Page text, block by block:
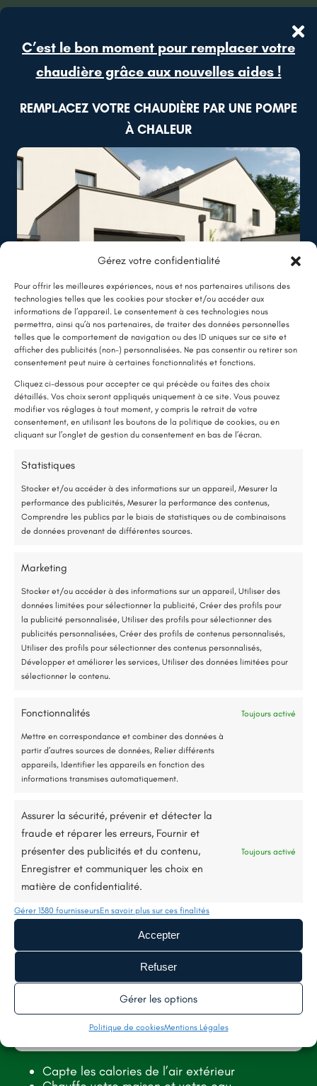
Gérez votre confidentialité
Pour offrir les meilleures expériences, nous et nos partenaires utilisons des
technologies telles que les cookies pour stocker et/ou accéder aux
informations de l’appareil. Le consentement à ces technologies nous
permettra, ainsi qu’à nos partenaires, de traiter des données personnelles
telles que le comportement de navigation ou des ID uniques sur ce site et
afficher des publicités (non-) personnalisées. Ne pas consentir ou retirer son
consentement peut nuire à certaines fonctionnalités et fonctions.
Cliquez ci-dessous pour accepter ce qui précède ou faites des choix
détaillés. Vos choix seront appliqués uniquement à ce site. Vous pouvez
modifier vos réglages à tout moment, y compris le retrait de votre
consentement, en utilisant les boutons de la politique de cookies, ou en
cliquant sur l’onglet de gestion du consentement en bas de l’écran.
Statistiques
Stocker et/ou accéder à des informations sur un appareil, Mesurer la
performance des publicités, Mesurer la performance des contenus,
Comprendre les publics par le biais de statistiques ou de combinaisons
de données provenant de différentes sources.
Marketing
Stocker et/ou accéder à des informations sur un appareil, Utiliser des
données limitées pour sélectionner la publicité, Créer des profils pour
la publicité personnalisée, Utiliser des profils pour sélectionner des
publicités personnalisées, Créer des profils de contenus personnalisés,
Utiliser des profils pour sélectionner des contenus personnalisés,
Développer et améliorer les services, Utiliser des données limitées pour
sélectionner le contenu.
Fonctionnalités Toujours activé
Mettre en correspondance et combiner des données à
partir d’autres sources de données, Relier différents
appareils, Identifier les appareils en fonction des
informations transmises automatiquement.
Assurer la sécurité, prévenir et détecter la
fraude et réparer les erreurs, Fournir et
présenter des publicités et du contenu,
Enregistrer et communiquer les choix en
matière de confidentialité.
Toujours activé
Gérer 1380 fournisseursEn savoir plus sur ces finalités
Accepter
Refuser
Gérer les options
Politique de cookiesMentions Légales
l’extérieur
Détails du projet
Segré (49)
Isolation Thermique par l'Extérieur (ITE)
13 novembre 2025
Nous contacter
Nous avons accompagné notre cliente dans
un projet complet d’isolation thermique par
l’extérieur, alliant confort et économies
d’énergie. De la rédaction de la demande de
travaux à la mairie à la constitution du
chaque étape pour simplifier les démarches.
Grâce à ce suivi personnalisé, elle a pu
bénéficier de plus de 6 000 € de prime pour
ses travaux. Ce chantier, réalisé à Segré,
C’est le bon moment pour remplacer votre
chaudière grâce aux nouvelles aides !
REMPLACEZ VOTRE CHAUDIÈRE PAR UNE POMPE
À CHALEUR
LE SAVIEZ-VOUS ?
Une pompe à chaleur (PAC) utilise très peu d’électricité : elle consomme
environ 1 kWh pour générer 4 kWh de chaleur.
Une solution performante et économique
75 % de l’énergie provient des calories naturellement présentes dans
Étude gratuite et sans engagement
*Aides de l’État disponibles selon votre revenu fiscal
Accompagnement administratif et financier complet
Jusqu’à 80% de prise en charge*
Capte les calories de l’air extérieur